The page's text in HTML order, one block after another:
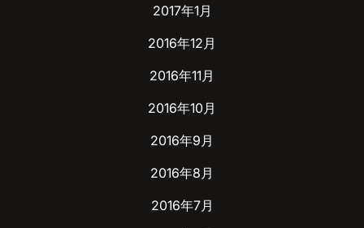
2017年1月
2016年12月
2016年11月
2016年10月
2016年9月
2016年8月
2016年7月